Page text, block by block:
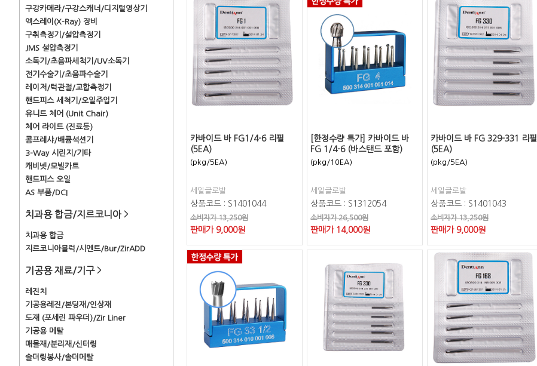
구강카메라/구강스캐너/디지털영상기
엑스레이(X-Ray) 장비
구취측정기/설압측정기
JMS 설압측정기
소독기/초음파세척기/UV소독기
전기수술기/초음파수술기
레이저/턱관절/교합측정기
핸드피스 세척기/오일주입기
유니트 체어 (Unit Chair)
체어 라이트 (진료등)
콤프레샤/배큠석션기
3-Way 시린지/기타
캐비넷/모빌카트
핸드피스 오일
AS 부품/DCI
치과용 합금/지르코니아 >
치과용 합금
지르코니아블럭/시멘트/Bur/ZirADD
기공용 재료/기구 >
레진치
기공용레진/본딩재/인상재
도재 (포세린 파우더)/Zir Liner
기공용 메탈
매몰재/분리재/신터링
솔더링봉사/솔더메탈
카바이드 바 FG1/4-6 리필
(5EA)
(pkg/5EA)
세일글로발
상품코드 : S1401044
소비자가 13,250원
판매가 9,000원
[한정수량 특가] 카바이드 바
FG 1/4-6 (바스탠드 포함)
(pkg/10EA)
세일글로발
상품코드 : S1312054
소비자가 26,500원
판매가 14,000원
카바이드 바 FG 329-331 리필
(5EA)
(pkg/5EA)
세일글로발
상품코드 : S1401043
소비자가 13,250원
판매가 9,000원